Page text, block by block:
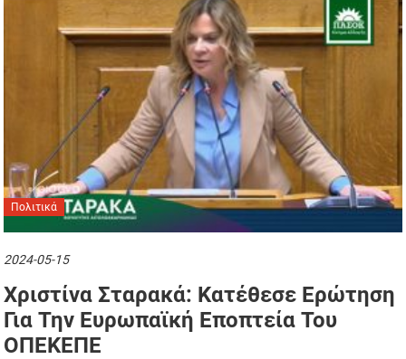
Πολιτικά
2024-05-15
Χριστίνα Σταρακά: Κατέθεσε Ερώτηση
Για Την Ευρωπαϊκή Εποπτεία Του
ΟΠΕΚΕΠΕ